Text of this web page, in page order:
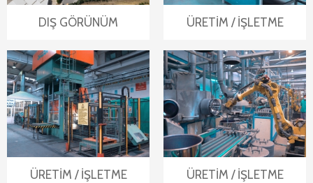
DIŞ GÖRÜNÜM ÜRETİM / İŞLETME
ÜRETİM / İŞLETME ÜRETİM / İŞLETME